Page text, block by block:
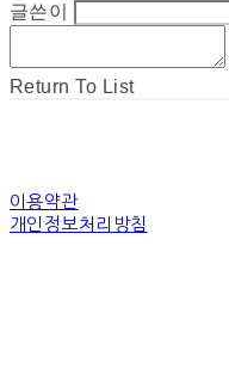
글쓴이
Return To List
이용약관
개인정보처리방침